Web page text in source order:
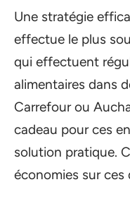
Une stratégie
effectue le plus
qui effectuent
alimentaires dans
Carrefour ou
cadeau pour ces
solution pratique.
économies sur ces